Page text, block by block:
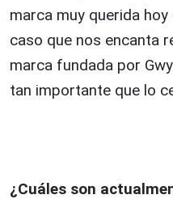
marca muy querida
caso que nos encanta
marca fundada por
tan importante que lo
¿Cuáles son